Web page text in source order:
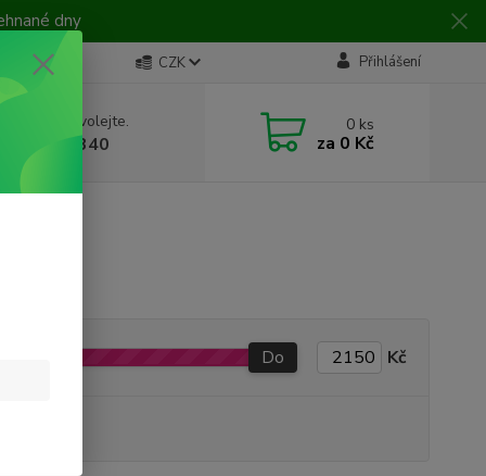
dny
CZK Přihlášení
si rady? Zavolejte.
728 649 340
0 ks
za 0 Kč
Do Kč